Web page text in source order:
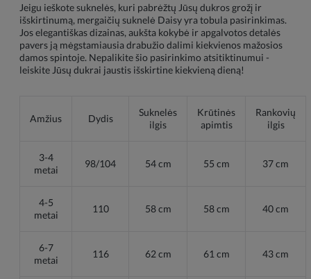
Jeigu ieškote suknelės, kuri pabrėžtų Jūsų dukros grožį ir
išskirtinumą, mergaičių suknelė Daisy yra tobula pasirinkimas.
Jos elegantiškas dizainas, aukšta kokybė ir apgalvotos detalės
pavers ją mėgstamiausia drabužio dalimi kiekvienos mažosios
damos spintoje. Nepalikite šio pasirinkimo atsitiktinumui -
leiskite Jūsų dukrai jaustis išskirtine kiekvieną dieną!
Amžius Dydis
Suknelės
ilgis
Krūtinės
apimtis
Rankovių
ilgis
3-4
metai
98/104 54 cm 55 cm 37 cm
4-5
metai
110 58 cm 58 cm 40 cm
6-7
metai
116 62 cm 61 cm 43 cm